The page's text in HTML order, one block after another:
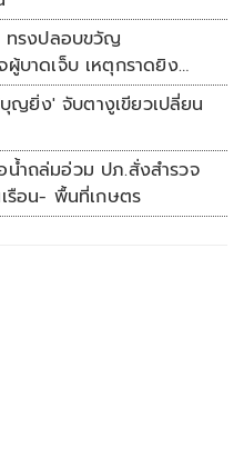
ทรงปลอบขวัญ
ผู้บาดเจ็บ เหตุกราดยิง
รี
ญยิ่ง' จับตางูเขียวเปลี่ยน
น้ำถล่มอ่วม ปภ.สั่งสำรวจ
รือน- พื้นที่เกษตร